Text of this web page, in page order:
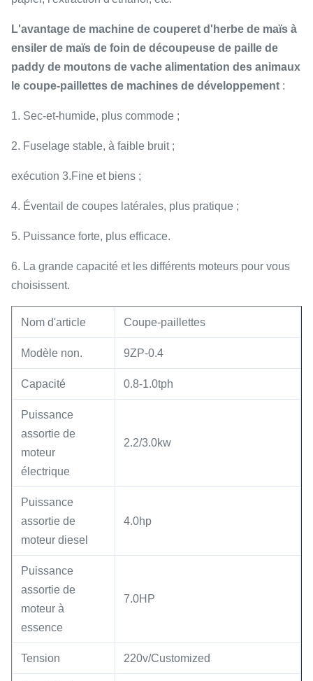
L'avantage de machine de couperet d'herbe de maïs à
ensiler de maïs de foin de découpeuse de paille de
paddy de moutons de vache alimentation des animaux
le coupe-paillettes de machines de développement :
1. Sec-et-humide, plus commode ;
2. Fuselage stable, à faible bruit ;
exécution 3.Fine et biens ;
4. Éventail de coupes latérales, plus pratique ;
5. Puissance forte, plus efficace.
6. La grande capacité et les différents moteurs pour vous
choisissent.
Nom d'article Coupe-paillettes
Modèle non. 9ZP-0.4
Capacité 0.8-1.0tph
Puissance
assortie de
moteur
électrique
2.2/3.0kw
Puissance
assortie de
moteur diesel
4.0hp
Puissance
assortie de
moteur à
essence
7.0HP
Tension 220v/Customized